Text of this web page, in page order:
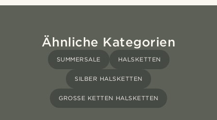
Ähnliche Kategorien
SUMMERSALE HALSKETTEN
SILBER HALSKETTEN
GROSSE KETTEN HALSKETTEN